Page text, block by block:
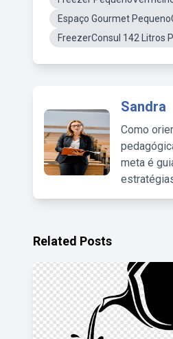
Espaço Gourmet
FreezerConsul 142 Litros
Sandra
Como
meta é
Related Posts